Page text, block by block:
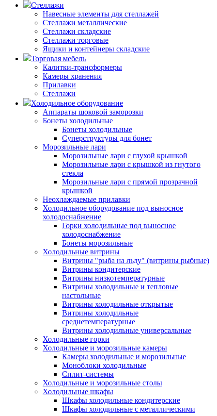
Стеллажи
Навесные элементы для стеллажей
Стеллажи металлические
Стеллажи складские
Стеллажи торговые
Ящики и контейнеры складские
Торговая мебель
Калитки-трансформеры
Камеры хранения
Прилавки
Стеллажи
Холодильное оборудование
Аппараты шоковой заморозки
Бонеты холодильные
Бонеты холодильные
Суперструктуры для бонет
Морозильные лари
Морозильные лари с глухой крышкой
Морозильные лари с крышкой из гнутого
стекла
Морозильные лари с прямой прозрачной
крышкой
Неохлаждаемые прилавки
Холодильное оборудование под выносное
холодоснабжение
Горки холодильные под выносное
холодоснабжение
Бонеты морозильные
Холодильные витрины
Витрины "рыба на льду" (витрины рыбные)
Витрины кондитерские
Витрины низкотемпературные
Витрины холодильные и тепловые
настольные
Витрины холодильные открытые
Витрины холодильные
среднетемпературные
Витрины холодильные универсальные
Холодильные горки
Холодильные и морозильные камеры
Камеры холодильные и морозильные
Моноблоки холодильные
Сплит-системы
Холодильные и морозильные столы
Холодильные шкафы
Шкафы холодильные кондитерские
Шкафы холодильные с металлическими